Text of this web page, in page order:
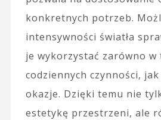
konkretnych potrzeb.
intensywności światła
je wykorzystać zarówno w
codziennych czynności,
okazje. Dzięki temu nie
estetykę przestrzeni, ale